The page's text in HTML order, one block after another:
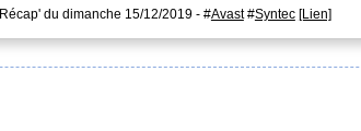
Récap' du dimanche 15/12/2019 - #Avast#Syntec [Lien]